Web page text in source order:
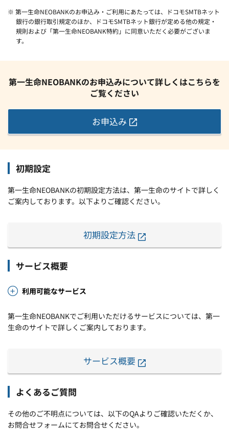
※ 第一生命NEOBANKのお申込み・ご利用にあたっては、ドコモSMTBネット
銀行の銀行取引規定のほか、ドコモSMTBネット銀行が定める他の規定・
規則および「第一生命NEOBANK特約」に同意いただく必要がございま
す。
第一生命NEOBANKのお申込みについて詳しくはこちらを
ご覧ください
お申込み
初期設定
第一生命NEOBANKの初期設定方法は、第一生命のサイトで詳しく
ご案内しております。以下よりご確認ください。
初期設定方法
サービス概要
利用可能なサービス
第一生命NEOBANKでご利用いただけるサービスについては、第一
生命のサイトで詳しくご案内しております。
サービス概要
よくあるご質問
その他のご不明点については、以下のQAよりご確認いただくか、
お問合せフォームにてお問合せください。